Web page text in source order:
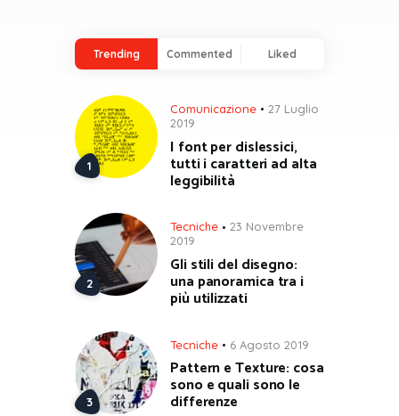
Trending Commented Liked
Comunicazione
27 Luglio
2019
I font per dislessici,
tutti i caratteri ad alta
leggibilità
Tecniche
23 Novembre
2019
Gli stili del disegno:
una panoramica tra i
più utilizzati
Tecniche 6 Agosto 2019
Pattern e Texture: cosa
sono e quali sono le
differenze